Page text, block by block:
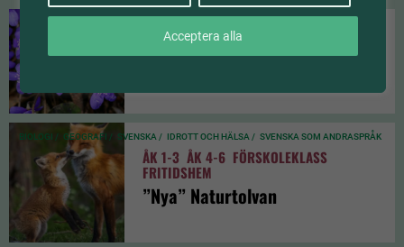
Acceptera alla
FÖRSKOLA ÅK 1-3
BIOLOGI / GEOGRAFI / SVENSKA / IDROTT OCH HÄLSA / SVENSKA SOM ANDRASPRÅK
ÅK 1-3 ÅK 4-6 FÖRSKOLEKLASS
FRITIDSHEM
”Nya” Naturtolvan